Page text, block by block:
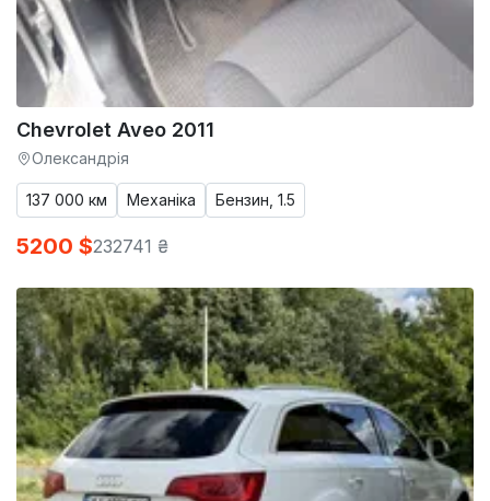
Chevrolet Aveo 2011
Олександрія
137 000 км Механіка Бензин, 1.5
5200 $232741 ₴